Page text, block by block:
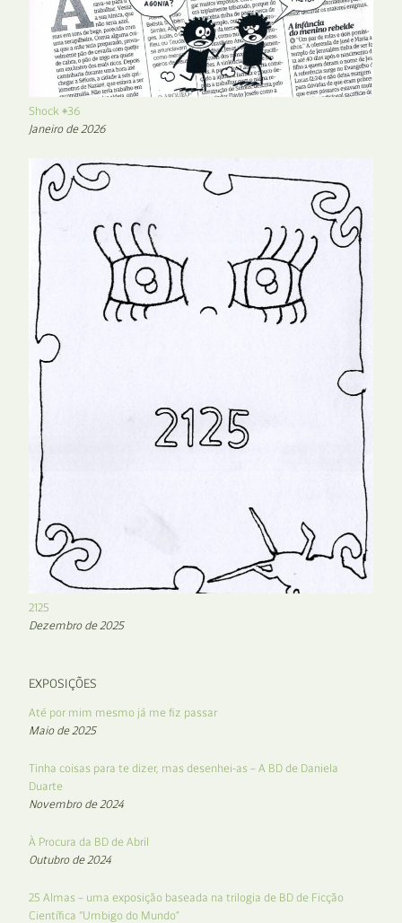
Shock #36
Janeiro de 2026
2125
Dezembro de 2025
EXPOSIÇÕES
Até por mim mesmo já me fiz passar
Maio de 2025
Tinha coisas para te dizer, mas desenhei-as – A BD de Daniela
Duarte
Novembro de 2024
À Procura da BD de Abril
Outubro de 2024
25 Almas – uma exposição baseada na trilogia de BD de Ficção
Científica “Umbigo do Mundo”